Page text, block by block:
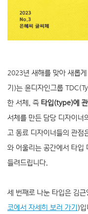
2023년 새해를 맞아 새롭
기)는 윤디자인그룹
한 서체, 즉 타입(type)에
서체를 만든 담당 디자이너
고 동료 디자이너들의 관점
와 어울리는 공간에서 타입
들려드립니다.
세 번째로 나눈 타입은 김
코에서 자세히 보러 가기 )